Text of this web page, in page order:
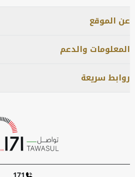
عن الموقع
المعلومات والدعم
روابط سريعة